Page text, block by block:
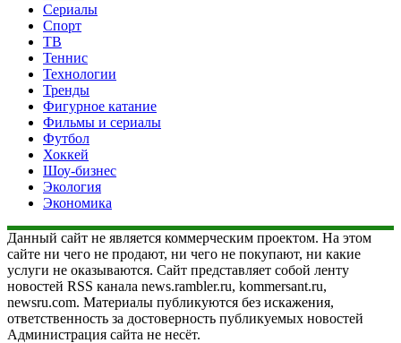
Сериалы
Спорт
ТВ
Теннис
Технологии
Тренды
Фигурное катание
Фильмы и сериалы
Футбол
Хоккей
Шоу-бизнес
Экология
Экономика
Данный сайт не является коммерческим проектом. На этом
сайте ни чего не продают, ни чего не покупают, ни какие
услуги не оказываются. Сайт представляет собой ленту
новостей RSS канала news.rambler.ru, kommersant.ru,
newsru.com. Материалы публикуются без искажения,
ответственность за достоверность публикуемых новостей
Администрация сайта не несёт.